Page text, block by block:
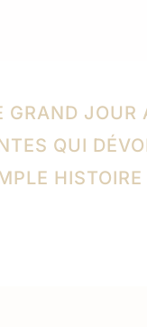
GRAND JOUR
QUI
HISTOIRE